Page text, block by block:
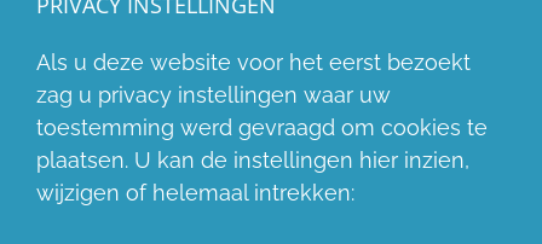
Als u deze website voor het eerst bezoekt
zag u privacy instellingen waar uw
toestemming werd gevraagd om cookies te
plaatsen. U kan de instellingen hier inzien,
wijzigen of helemaal intrekken: